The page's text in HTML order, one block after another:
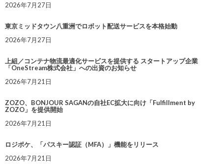
2026年7月27日
東京ミッドタウン八重洲でロボット配送サービスを本格始動
2026年7月27日
上組／コンテナ物流最適化サービスを提供する スタートアップ企業
「OneStream株式会社」への出資のお知らせ
2026年7月21日
ZOZO、BONJOUR SAGANの自社EC拡大に向け「Fulfillment by
ZOZO」を提供開始
2026年7月21日
ロジポケ、「パスキー認証（MFA）」機能をリリース
2026年7月21日